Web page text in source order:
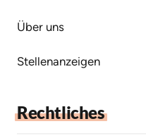
Über uns
Stellenanzeigen
Rechtliches